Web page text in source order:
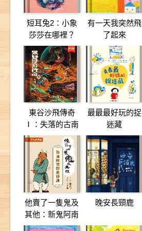
短耳兔2：小象
莎莎在哪裡？
有一天我突然飛
了起來
東谷沙飛傳奇
Ⅰ：失落的古南
島
最最最好玩的捉
迷藏
他賣了一隻鬼及
其他：新鬼阿南
的進修課
晚安長頸鹿